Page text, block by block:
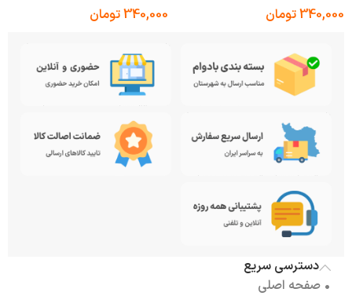
340,000تومان
340,000تومان
دسترسی سریع
• صفحه اصلی